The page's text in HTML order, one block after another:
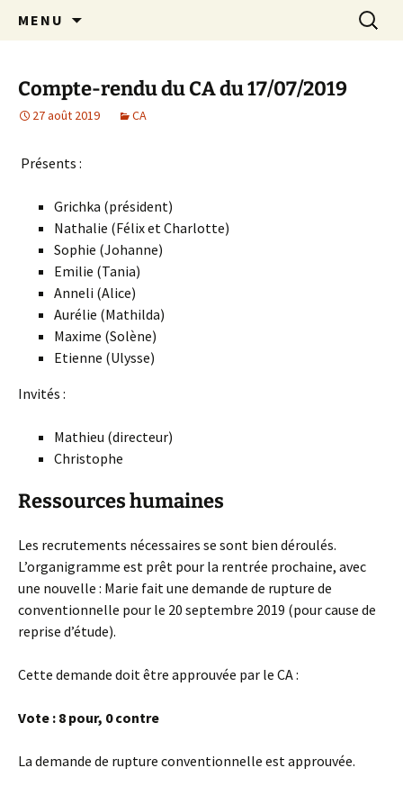
Crèche associative Rires et
Grimaces
MENU
Compte-rendu du CA du 17/07/2019
27 août 2019 CA
Présents :
Grichka (président)
Nathalie (Félix et Charlotte)
Sophie (Johanne)
Emilie (Tania)
Anneli (Alice)
Aurélie (Mathilda)
Maxime (Solène)
Etienne (Ulysse)
Invités :
Mathieu (directeur)
Christophe
Ressources humaines
Les recrutements nécessaires se sont bien déroulés.
L’organigramme est prêt pour la rentrée prochaine, avec
une nouvelle : Marie fait une demande de rupture de
conventionnelle pour le 20 septembre 2019 (pour cause de
reprise d’étude).
Cette demande doit être approuvée par le CA :
Vote : 8 pour, 0 contre
La demande de rupture conventionnelle est approuvée.